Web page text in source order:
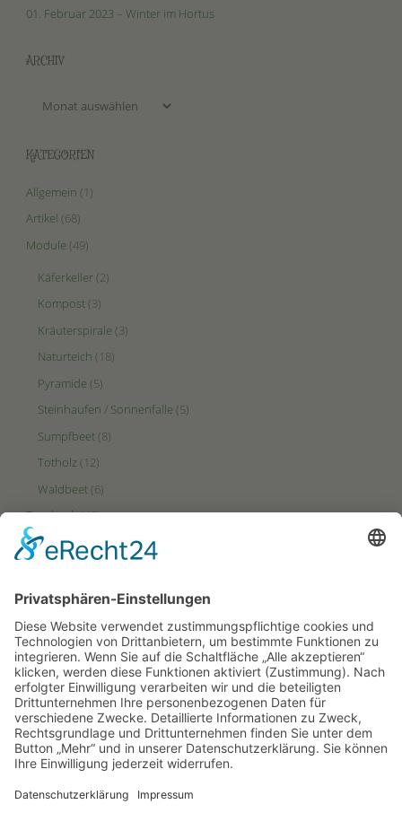
01. Februar 2023 – Winter im Hortus
ARCHIV
KATEGORIEN
Allgemein (1)
Artikel (68)
Module (49)
Käferkeller(2)
Kompost(3)
Kräuterspirale (3)
Naturteich (18)
Pyramide (5)
Steinhaufen / Sonnenfalle (5)
Sumpfbeet(8)
Totholz (12)
Waldbeet(6)
Tagebuch(48)
Videos(2)
Ertrags-Zone(23)
HotSpot-Zone(27)
Puffer-Zone(9)
PARTNERSEITEN
Hortus-Netzwerk.de
Hortus-Insectorum.de